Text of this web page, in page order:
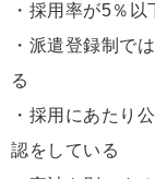
・採用率が5％以
・派遣登録制で
る
・採用にあたり
認をしている